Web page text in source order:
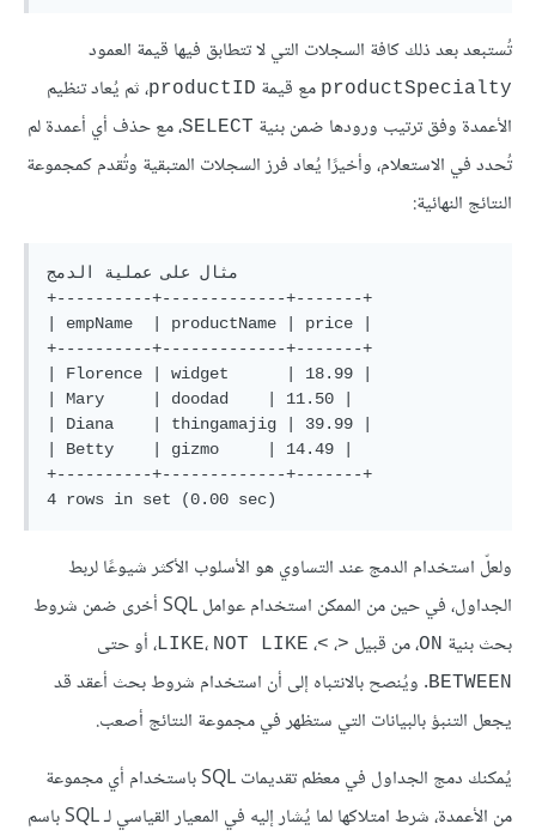
تُستبعد بعد ذلك كافة السجلات التي لا تتطابق فيها قيمة العمود
productSpecialty مع قيمة productID، ثم يُعاد تنظيم
الأعمدة وفق ترتيب ورودها ضمن بنية SELECT، مع حذف أي أعمدة لم
تُحدد في الاستعلام، وأخيرًا يُعاد فرز السجلات المتبقية وتُقدم كمجموعة
النتائج النهائية:
مثال على عملية الدمج
+----------+-------------+-------+
| empName  | productName | price |
+----------+-------------+-------+
| Florence | widget      | 18.99 |
| Mary     | doodad    | 11.50 |
| Diana    | thingamajig | 39.99 |
| Betty    | gizmo     | 14.49 |
+----------+-------------+-------+
ولعلّ استخدام الدمج عند التساوي هو الأسلوب الأكثر شيوعًا لربط
الجداول، في حين من الممكن استخدام عوامل SQL أخرى ضمن شروط
بحث بنية ON، من قبيل <، >، LIKE، NOT LIKE ، أو حتى
BETWEEN. ويُنصح بالانتباه إلى أن استخدام شروط بحث أعقد قد
يجعل التنبؤ بالبيانات التي ستظهر في مجموعة النتائج أصعب.
يُمكنك دمج الجداول في معظم تقديمات SQL باستخدام أي مجموعة
من الأعمدة، شرط امتلاكها لما يُشار إليه في المعيار القياسي لـ SQL باسم